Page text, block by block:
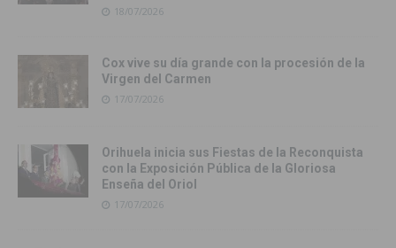
18/07/2026
Cox vive su día grande con la procesión de la
Virgen del Carmen
17/07/2026
Orihuela inicia sus Fiestas de la Reconquista
con la Exposición Pública de la Gloriosa
Enseña del Oriol
17/07/2026